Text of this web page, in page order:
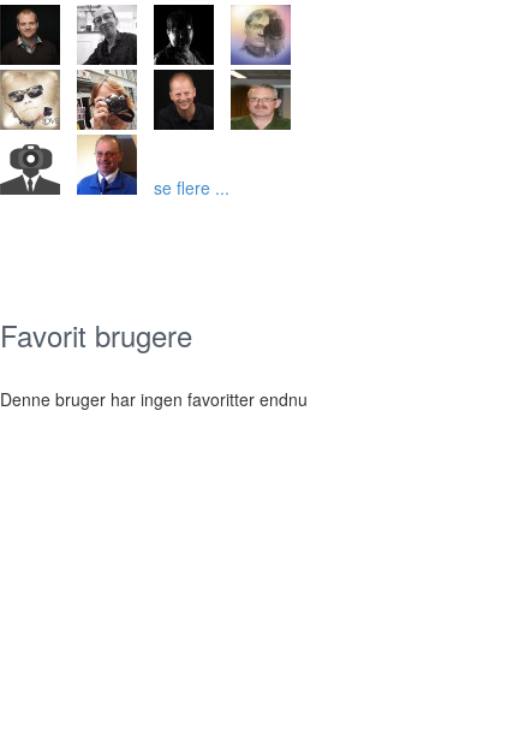
se flere ...
Favorit brugere
Denne bruger har ingen favoritter endnu